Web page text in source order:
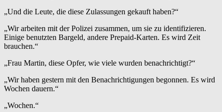
„Und die Leute, die diese Zulassungen gekauft haben?“
„Wir arbeiten mit der Polizei zusammen, um sie zu identifizieren.
Einige benutzten Bargeld, andere Prepaid-Karten. Es wird Zeit
brauchen.“
„Frau Martin, diese Opfer, wie viele wurden benachrichtigt?“
„Wir haben gestern mit den Benachrichtigungen begonnen. Es wird
Wochen dauern.“
„Wochen.“